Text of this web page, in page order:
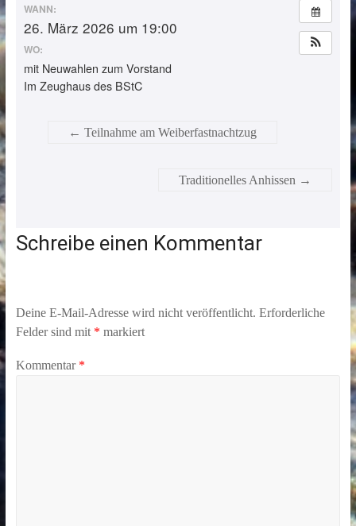
WANN:
26. März 2026 um 19:00
WO:
mit Neuwahlen zum Vorstand
Im Zeughaus des BStC
← Teilnahme am Weiberfastnachtzug
Traditionelles Anhissen →
Schreibe einen Kommentar
Deine E-Mail-Adresse wird nicht veröffentlicht. Erforderliche
Felder sind mit * markiert
Kommentar *